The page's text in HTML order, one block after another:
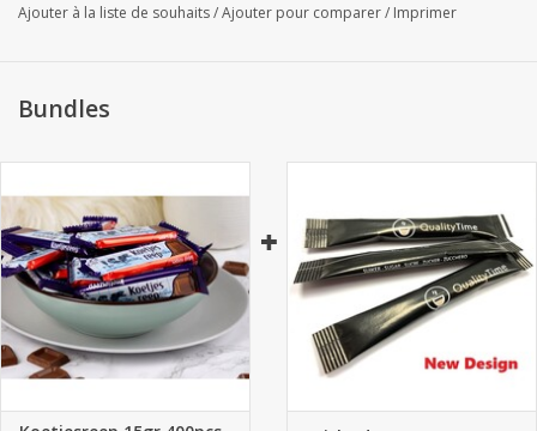
Ajouter à la liste de souhaits/Ajouter pour comparer/ Imprimer
Bundles